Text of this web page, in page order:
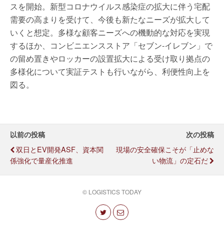
スを開始。新型コロナウイルス感染症の拡大に伴う宅配
需要の高まりを受けて、今後も新たなニーズが拡大して
いくと想定。多様な顧客ニーズへの機動的な対応を実現
するほか、コンビニエンスストア「セブン‐イレブン」で
の留め置きやロッカーの設置拡大による受け取り拠点の
多様化について実証テストも行いながら、利便性向上を
図る。
以前の投稿
双日とEV開発ASF、資本関
係強化で量産化推進
次の投稿
現場の安全確保こそが「止めな
い物流」の定石だ
© LOGISTICS TODAY